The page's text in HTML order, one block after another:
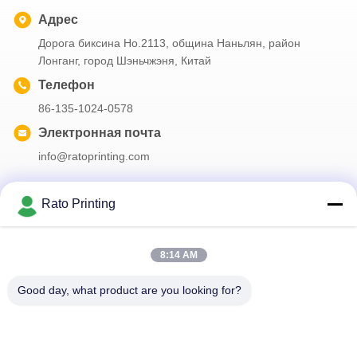
Адрес
Дорога биксина Но.2113, община Наньлян, район
Лонганг, город Шэньчжэня, Китай
Телефон
86-135-1024-0578
Электронная почта
info@ratoprinting.com
получения скидок и прочего.
Rato Printing
8:14 AM
Good day, what product are you looking for?